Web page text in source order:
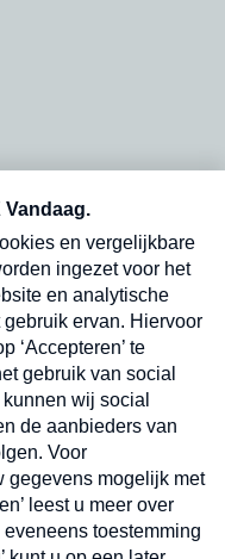
in
Verzend